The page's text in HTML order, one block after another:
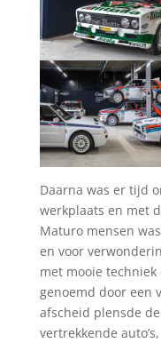
Daarna was er tijd
werkplaats en met
Maturo mensen
en voor
met mooie techniek
genoemd door een
afscheid plensde
vertrekkende